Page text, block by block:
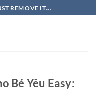
REMOVE IT...
Bé Yêu Easy: